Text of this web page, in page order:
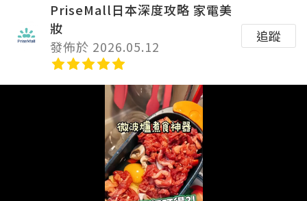
PriseMall日本深度攻略 家電美
妝
發佈於 2026.05.12
追蹤